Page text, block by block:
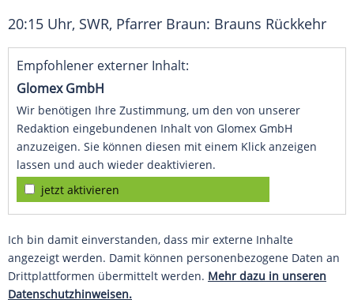
20:15 Uhr, SWR, Pfarrer Braun: Brauns Rückkehr
Empfohlener externer Inhalt:
Glomex GmbH
Wir benötigen Ihre Zustimmung, um den von unserer
Redaktion eingebundenen Inhalt von Glomex GmbH
anzuzeigen. Sie können diesen mit einem Klick anzeigen
lassen und auch wieder deaktivieren.
jetzt aktivieren
Ich bin damit einverstanden, dass mir externe Inhalte
angezeigt werden. Damit können personenbezogene Daten an
Drittplattformen übermittelt werden. Mehr dazu in unseren
Datenschutzhinweisen.